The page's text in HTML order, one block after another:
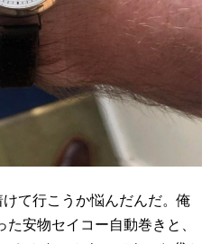
て行こうか悩んだんだ。俺
安物セイコー自動巻きと、